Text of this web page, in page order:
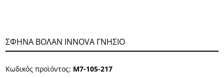
ΣΦΗΝΑ ΒΟΛΑΝ INNOVA ΓΝΗΣΙΟ
Κωδικός προϊόντος: Μ7-105-217